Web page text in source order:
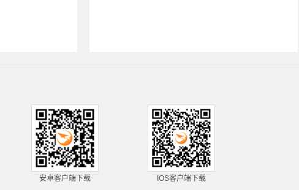
安卓客户端下载 IOS客户端下载